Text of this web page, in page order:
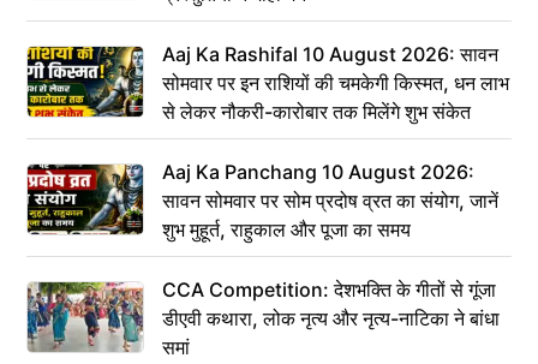
Aaj Ka Rashifal 10 August 2026: सावन
सोमवार पर इन राशियों की चमकेगी किस्मत, धन लाभ
से लेकर नौकरी-कारोबार तक मिलेंगे शुभ संकेत
Aaj Ka Panchang 10 August 2026:
सावन सोमवार पर सोम प्रदोष व्रत का संयोग, जानें
शुभ मुहूर्त, राहुकाल और पूजा का समय
CCA Competition: देशभक्ति के गीतों से गूंजा
डीएवी कथारा, लोक नृत्य और नृत्य-नाटिका ने बांधा
समां